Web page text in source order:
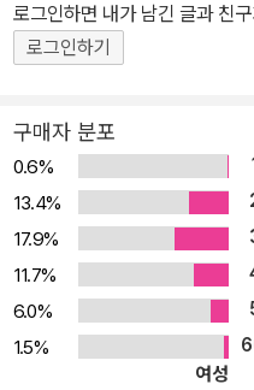
로그인하면 내가 남긴 글과 친
로그인하기
구매자 분포
0.6%
13.4%
17.9%
11.7%
6.0%
1.5%
여성